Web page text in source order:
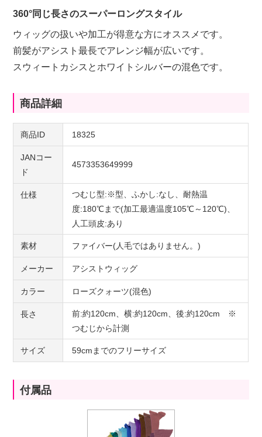
360°同じ長さのスーパーロングスタイル
ウィッグの扱いや加工が得意な方にオススメです。
前髪がアシスト最長でアレンジ幅が広いです。
スウィートカシスとホワイトシルバーの混色です。
商品詳細
商品ID 18325
JANコー
ド
4573353649999
仕様
つむじ型:※型、ふかし:なし、耐熱温
度:180℃まで(加工最適温度105℃～120℃)、
人工頭皮:あり
素材 ファイバー(人毛ではありません。)
メーカー アシストウィッグ
カラー ローズクォーツ(混色)
長さ
前:約120cm、横:約120cm、後:約120cm ※
つむじから計測
サイズ 59cmまでのフリーサイズ
付属品